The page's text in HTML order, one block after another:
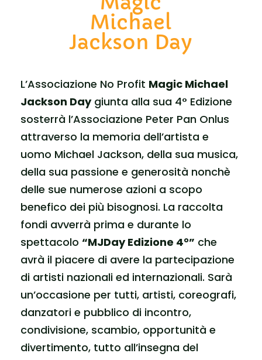
Michael
Jackson Day
L’Associazione No Profit Magic Michael
Jackson Daygiunta alla sua 4° Edizione
sosterrà l’Associazione Peter Pan Onlus
attraverso la memoria dell’artista e
uomo Michael Jackson, della sua musica,
della sua passione e generosità nonchè
delle sue numerose azioni a scopo
benefico dei più bisognosi. La raccolta
fondi avverrà prima e durante lo
spettacolo “MJDay Edizione 4°” che
avrà il piacere di avere la partecipazione
di artisti nazionali ed internazionali. Sarà
un’occasione per tutti, artisti, coreografi,
danzatori e pubblico di incontro,
condivisione, scambio, opportunità e
divertimento, tutto all’insegna del